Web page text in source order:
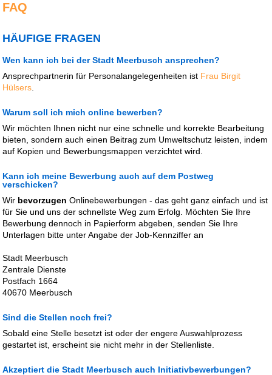
FAQ
HÄUFIGE FRAGEN
Wen kann ich bei der Stadt Meerbusch ansprechen?
Ansprechpartnerin für Personalangelegenheiten ist Frau Birgit
Hülsers
Warum soll ich mich online bewerben?
Wir möchten Ihnen nicht nur eine schnelle und korrekte Bearbeitung
bieten, sondern auch einen Beitrag zum Umweltschutz leisten, indem
auf Kopien und Bewerbungsmappen verzichtet wird.
Kann ich meine Bewerbung auch auf dem Postweg
verschicken?
Wir bevorzugenOnlinebewerbungen - das geht ganz einfach und ist
für Sie und uns der schnellste Weg zum Erfolg. Möchten Sie Ihre
Bewerbung dennoch in Papierform abgeben, senden Sie Ihre
Unterlagen bitte unter Angabe der Job-Kennziffer an
Stadt Meerbusch
Zentrale Dienste
Postfach 1664
40670 Meerbusch
Sind die Stellen noch frei?
Sobald eine Stelle besetzt ist oder der engere Auswahlprozess
gestartet ist, erscheint sie nicht mehr in der Stellenliste.
Akzeptiert die Stadt Meerbusch auch Initiativbewerbungen?